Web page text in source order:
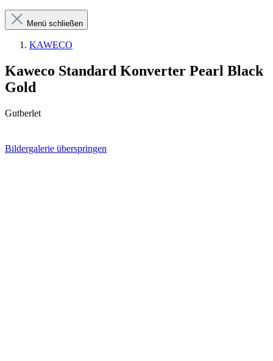
Menü schließen
KAWECO
Kaweco Standard Konverter Pearl Black
Gold
Gutberlet
Bildergalerie überspringen